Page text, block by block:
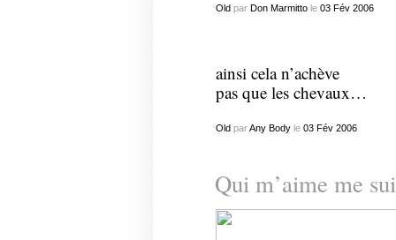
Oldpar Don Marmittole 03 Fév 2006
ainsi cela n’achève
pas que les chevaux…
OldparAny Bodyle 03 Fév 2006
Qui m’aime me